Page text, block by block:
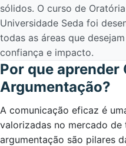
sólidos. O curso de
Universidade Seda foi
todas as áreas que
confiança e impacto.
Por que aprender
Argumentação?
A comunicação eficaz é
valorizadas no mercado
argumentação são pilares